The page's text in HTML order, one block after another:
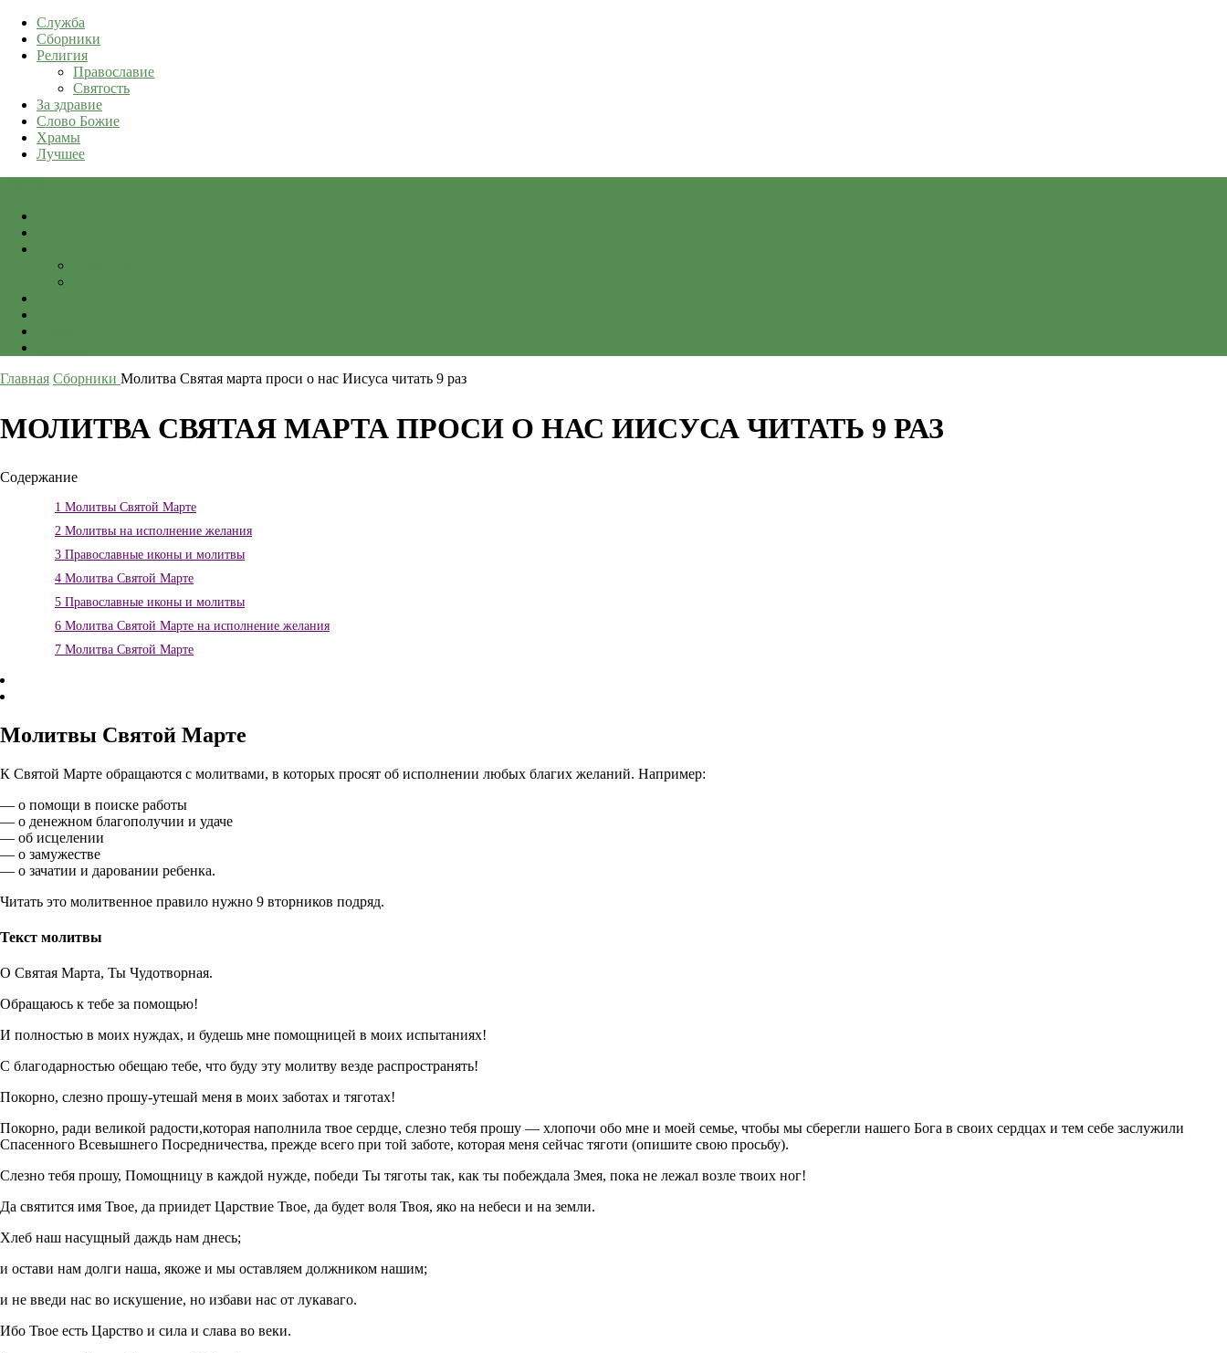
Служба
Сборники
Религия
Православие
Святость
За здравие
Слово Божие
Храмы
Лучшее
Главная Сборники Молитва Святая марта проси о нас Иисуса читать 9 раз
МОЛИТВА СВЯТАЯ МАРТА ПРОСИ О НАС ИИСУСА ЧИТАТЬ 9 РАЗ
Содержание
1 Молитвы Святой Марте
2 Молитвы на исполнение желания
3 Православные иконы и молитвы
4 Молитва Святой Марте
5 Православные иконы и молитвы
6 Молитва Святой Марте на исполнение желания
7 Молитва Святой Марте
Молитвы Святой Марте
К Святой Марте обращаются с молитвами, в которых просят об исполнении любых благих желаний. Например:
— о помощи в поиске работы
— о денежном благополучии и удаче
— об исцелении
— о замужестве
— о зачатии и даровании ребенка.
Читать это молитвенное правило нужно 9 вторников подряд.
Текст молитвы
О Святая Марта, Ты Чудотворная.
Обращаюсь к тебе за помощью!
И полностью в моих нуждах, и будешь мне помощницей в моих испытаниях!
С благодарностью обещаю тебе, что буду эту молитву везде распространять!
Покорно, слезно прошу-утешай меня в моих заботах и тяготах!
Покорно, ради великой радости,которая наполнила твое сердце, слезно тебя прошу — хлопочи обо мне и моей семье, чтобы мы сберегли нашего Бога в своих сердцах и тем себе заслужили
Спасенного Всевышнего Посредничества, прежде всего при той заботе, которая меня сейчас тяготи (опишите свою просьбу).
Слезно тебя прошу, Помощницу в каждой нужде, победи Ты тяготы так, как ты побеждала Змея, пока не лежал возле твоих ног!
Да святится имя Твое, да приидет Царствие Твое, да будет воля Твоя, яко на небеси и на земли.
Хлеб наш насущный даждь нам днесь;
и остави нам долги наша, якоже и мы оставляем должником нашим;
и не введи нас во искушение, но избави нас от лукаваго.
Ибо Твое есть Царство и сила и слава во веки.